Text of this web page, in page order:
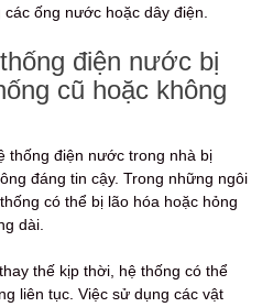
ống nước hoặc dây điện.
điện nước bị
cũ hoặc không
thống điện nước trong nhà bị
đáng tin cậy. Trong những ngôi
có thể bị lão hóa hoặc hỏng
dài.
thế kịp thời, hệ thống có thể
liên tục. Việc sử dụng các vật